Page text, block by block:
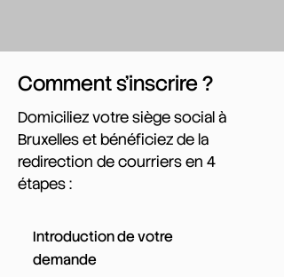
Comment s'inscrire ?
Domiciliez votre siège social à
Bruxelles et bénéficiez de la
redirection de courriers en 4
étapes :
Introduction de votre
demande